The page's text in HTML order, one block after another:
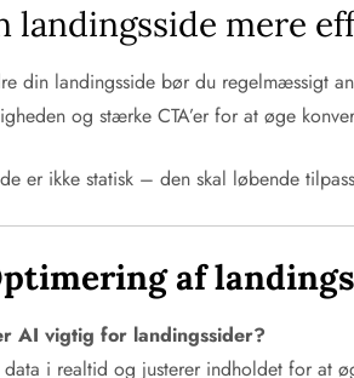
landingsside mere
din landingsside bør du regelmæssigt
og stærke CTA’er for at øge
er ikke statisk – den skal løbende
af
AI vigtig for landingssider?
data i realtid og justerer indholdet for at